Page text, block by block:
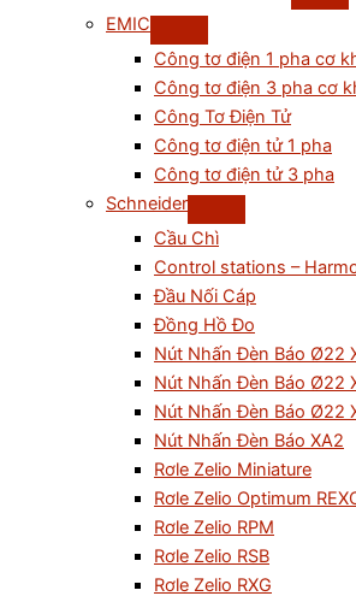
EMIC
Công tơ điện 1 pha cơ
Công tơ điện 3 pha cơ
Công Tơ Điện Tử
Công tơ điện tử 1 pha
Công tơ điện tử 3 pha
Schneider
Cầu Chì
Control stations –
Đầu Nối Cáp
Đồng Hồ Đo
Nút Nhấn Đèn Báo Ø22
Nút Nhấn Đèn Báo Ø22
Nút Nhấn Đèn Báo Ø22
Nút Nhấn Đèn Báo XA2
Rơle Zelio Miniature
Rơle Zelio Optimum
Rơle Zelio RPM
Rơle Zelio RSB
Rơle Zelio RXG